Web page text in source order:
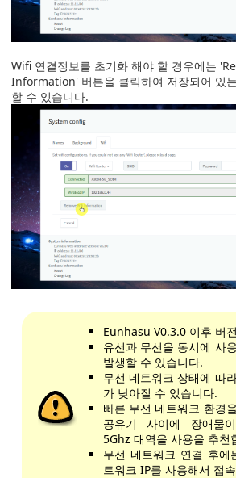
Wifi 연결정보를 초기화 해야 할 경우에는
Information' 버튼을 클릭하여 저장되어 있
할 수 있습니다.
Eunhasu V0.3.0 이후 버
유선과 무선을 동시에 사
발생할 수 있습니다.
무선 네트워크 상태에 따
가 낮아질 수 있습니다.
빠른 무선 네트워크 환경
공유기 사이에 장애물
5Ghz 대역을 사용을 추천
무선 네트워크 연결 후에
트워크 IP를 사용해서 접